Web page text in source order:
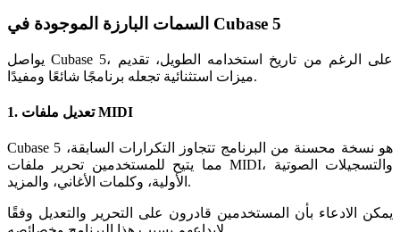
السمات البارزة الموجودة في Cubase 5
يواصل Cubase 5، على الرغم من تاريخ استخدامه الطويل، تقديم
ميزات استثنائية تجعله برنامجًا شائعًا ومفيدًا.
1. تعديل ملفات MIDI
Cubase 5 هو نسخة محسنة من البرنامج تتجاوز التكرارات السابقة،
مما يتيح للمستخدمين تحرير ملفات MIDI، والتسجيلات الصوتية
الأولية، وكلمات الأغاني، والمزيد.
يمكن الادعاء بأن المستخدمين قادرون على التحرير والتعديل وفقًا